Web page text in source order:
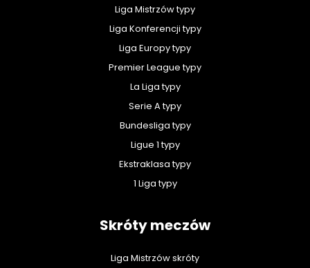
Liga Mistrzów typy
Liga Konferencji typy
Liga Europy typy
Premier League typy
La Liga typy
Serie A typy
Bundesliga typy
Ligue 1 typy
Ekstraklasa typy
1 Liga typy
Skróty meczów
Liga Mistrzów skróty